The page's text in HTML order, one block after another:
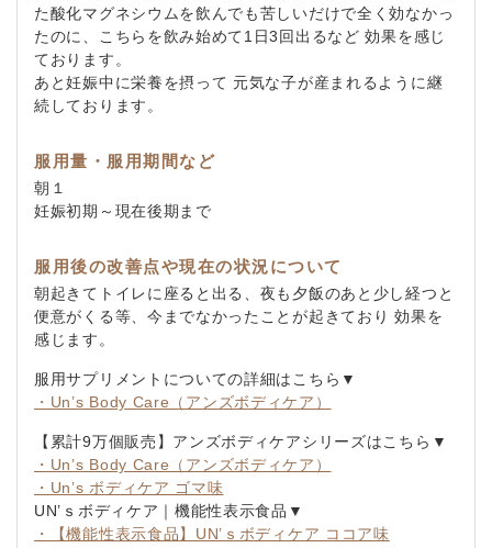
た酸化マグネシウムを飲んでも苦しいだけで全く効なかっ
たのに、こちらを飲み始めて1日3回出るなど 効果を感じ
ております。
あと妊娠中に栄養を摂って 元気な子が産まれるように継
続しております。
服用量・服用期間など
朝１
妊娠初期～現在後期まで
服用後の改善点や現在の状況について
朝起きてトイレに座ると出る、夜も夕飯のあと少し経つと
便意がくる等、今までなかったことが起きており 効果を
感じます。
服用サプリメントについての詳細はこちら▼
・Un’s Body Care（アンズボディケア）
【累計9万個販売】アンズボディケアシリーズはこちら▼
・Un’s Body Care（アンズボディケア）
・Un’s ボディケア ゴマ味
UN’ｓボディケア｜機能性表示食品▼
・【機能性表示食品】UN’ｓボディケア ココア味